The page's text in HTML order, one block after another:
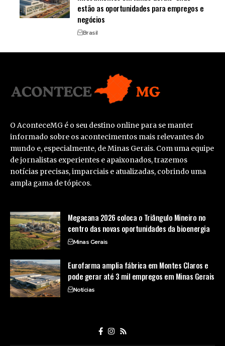
estão as oportunidades para empregos e
negócios
Brasil
O AconteceMG é o seu destino online para se manter
informado sobre os acontecimentos mais relevantes do
mundo e, especialmente, de Minas Gerais. Com uma equipe
de jornalistas experientes e apaixonados, trazemos
notícias precisas, imparciais e atualizadas, cobrindo uma
ampla gama de tópicos.
Megacana 2026 coloca o Triângulo Mineiro no
centro das novas oportunidades da bioenergia
Minas Gerais
Eurofarma amplia fábrica em Montes Claros e
pode gerar até 3 mil empregos em Minas Gerais
Notícias